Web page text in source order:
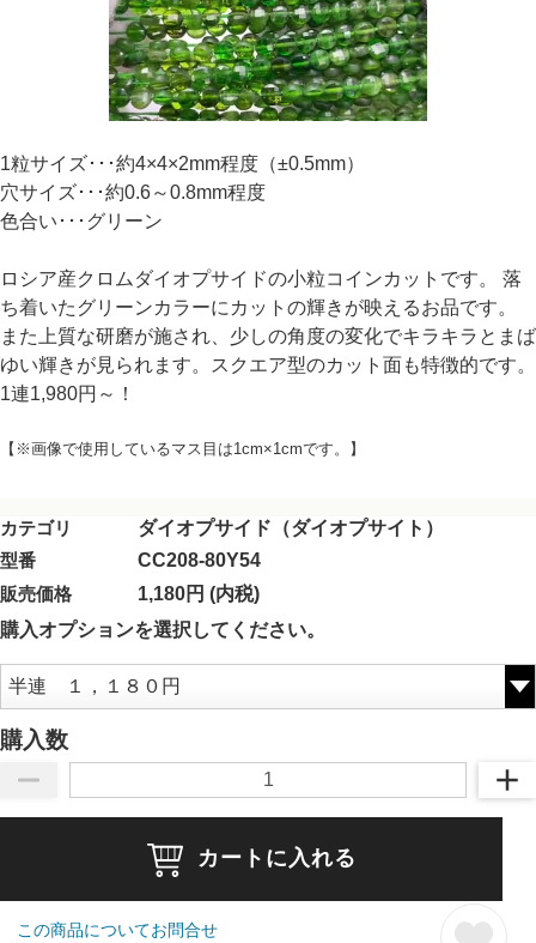
1粒サイズ･･･約4×4×2mm程度（±0.5mm）
穴サイズ･･･約0.6～0.8mm程度
色合い･･･グリーン
ロシア産クロムダイオプサイドの小粒コインカットです。 落
ち着いたグリーンカラーにカットの輝きが映えるお品です。
また上質な研磨が施され、少しの角度の変化でキラキラとまば
ゆい輝きが見られます。スクエア型のカット面も特徴的です。
1連1,980円～！
【※画像で使用しているマス目は1cm×1cmです。】
カテゴリ
ダイオプサイド（ダイオプサイト）
型番
CC208-80Y54
販売価格
1,180円 (内税)
購入オプションを選択してください。
購入数
カートに入れる
この商品についてお問合せ